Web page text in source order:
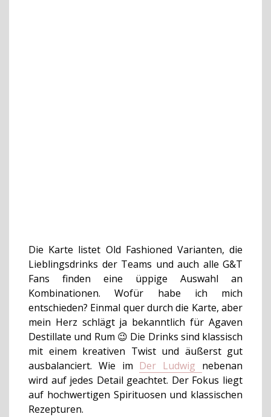
Die Karte listet Old Fashioned Varianten, die
Lieblingsdrinks der Teams und auch alle G&T
Fans finden eine üppige Auswahl an
Kombinationen. Wofür habe ich mich
entschieden? Einmal quer durch die Karte, aber
mein Herz schlägt ja bekanntlich für Agaven
Destillate und Rum 😉 Die Drinks sind klassisch
mit einem kreativen Twist und äußerst gut
ausbalanciert. Wie im Der Ludwig nebenan
wird auf jedes Detail geachtet. Der Fokus liegt
auf hochwertigen Spirituosen und klassischen
Rezepturen.